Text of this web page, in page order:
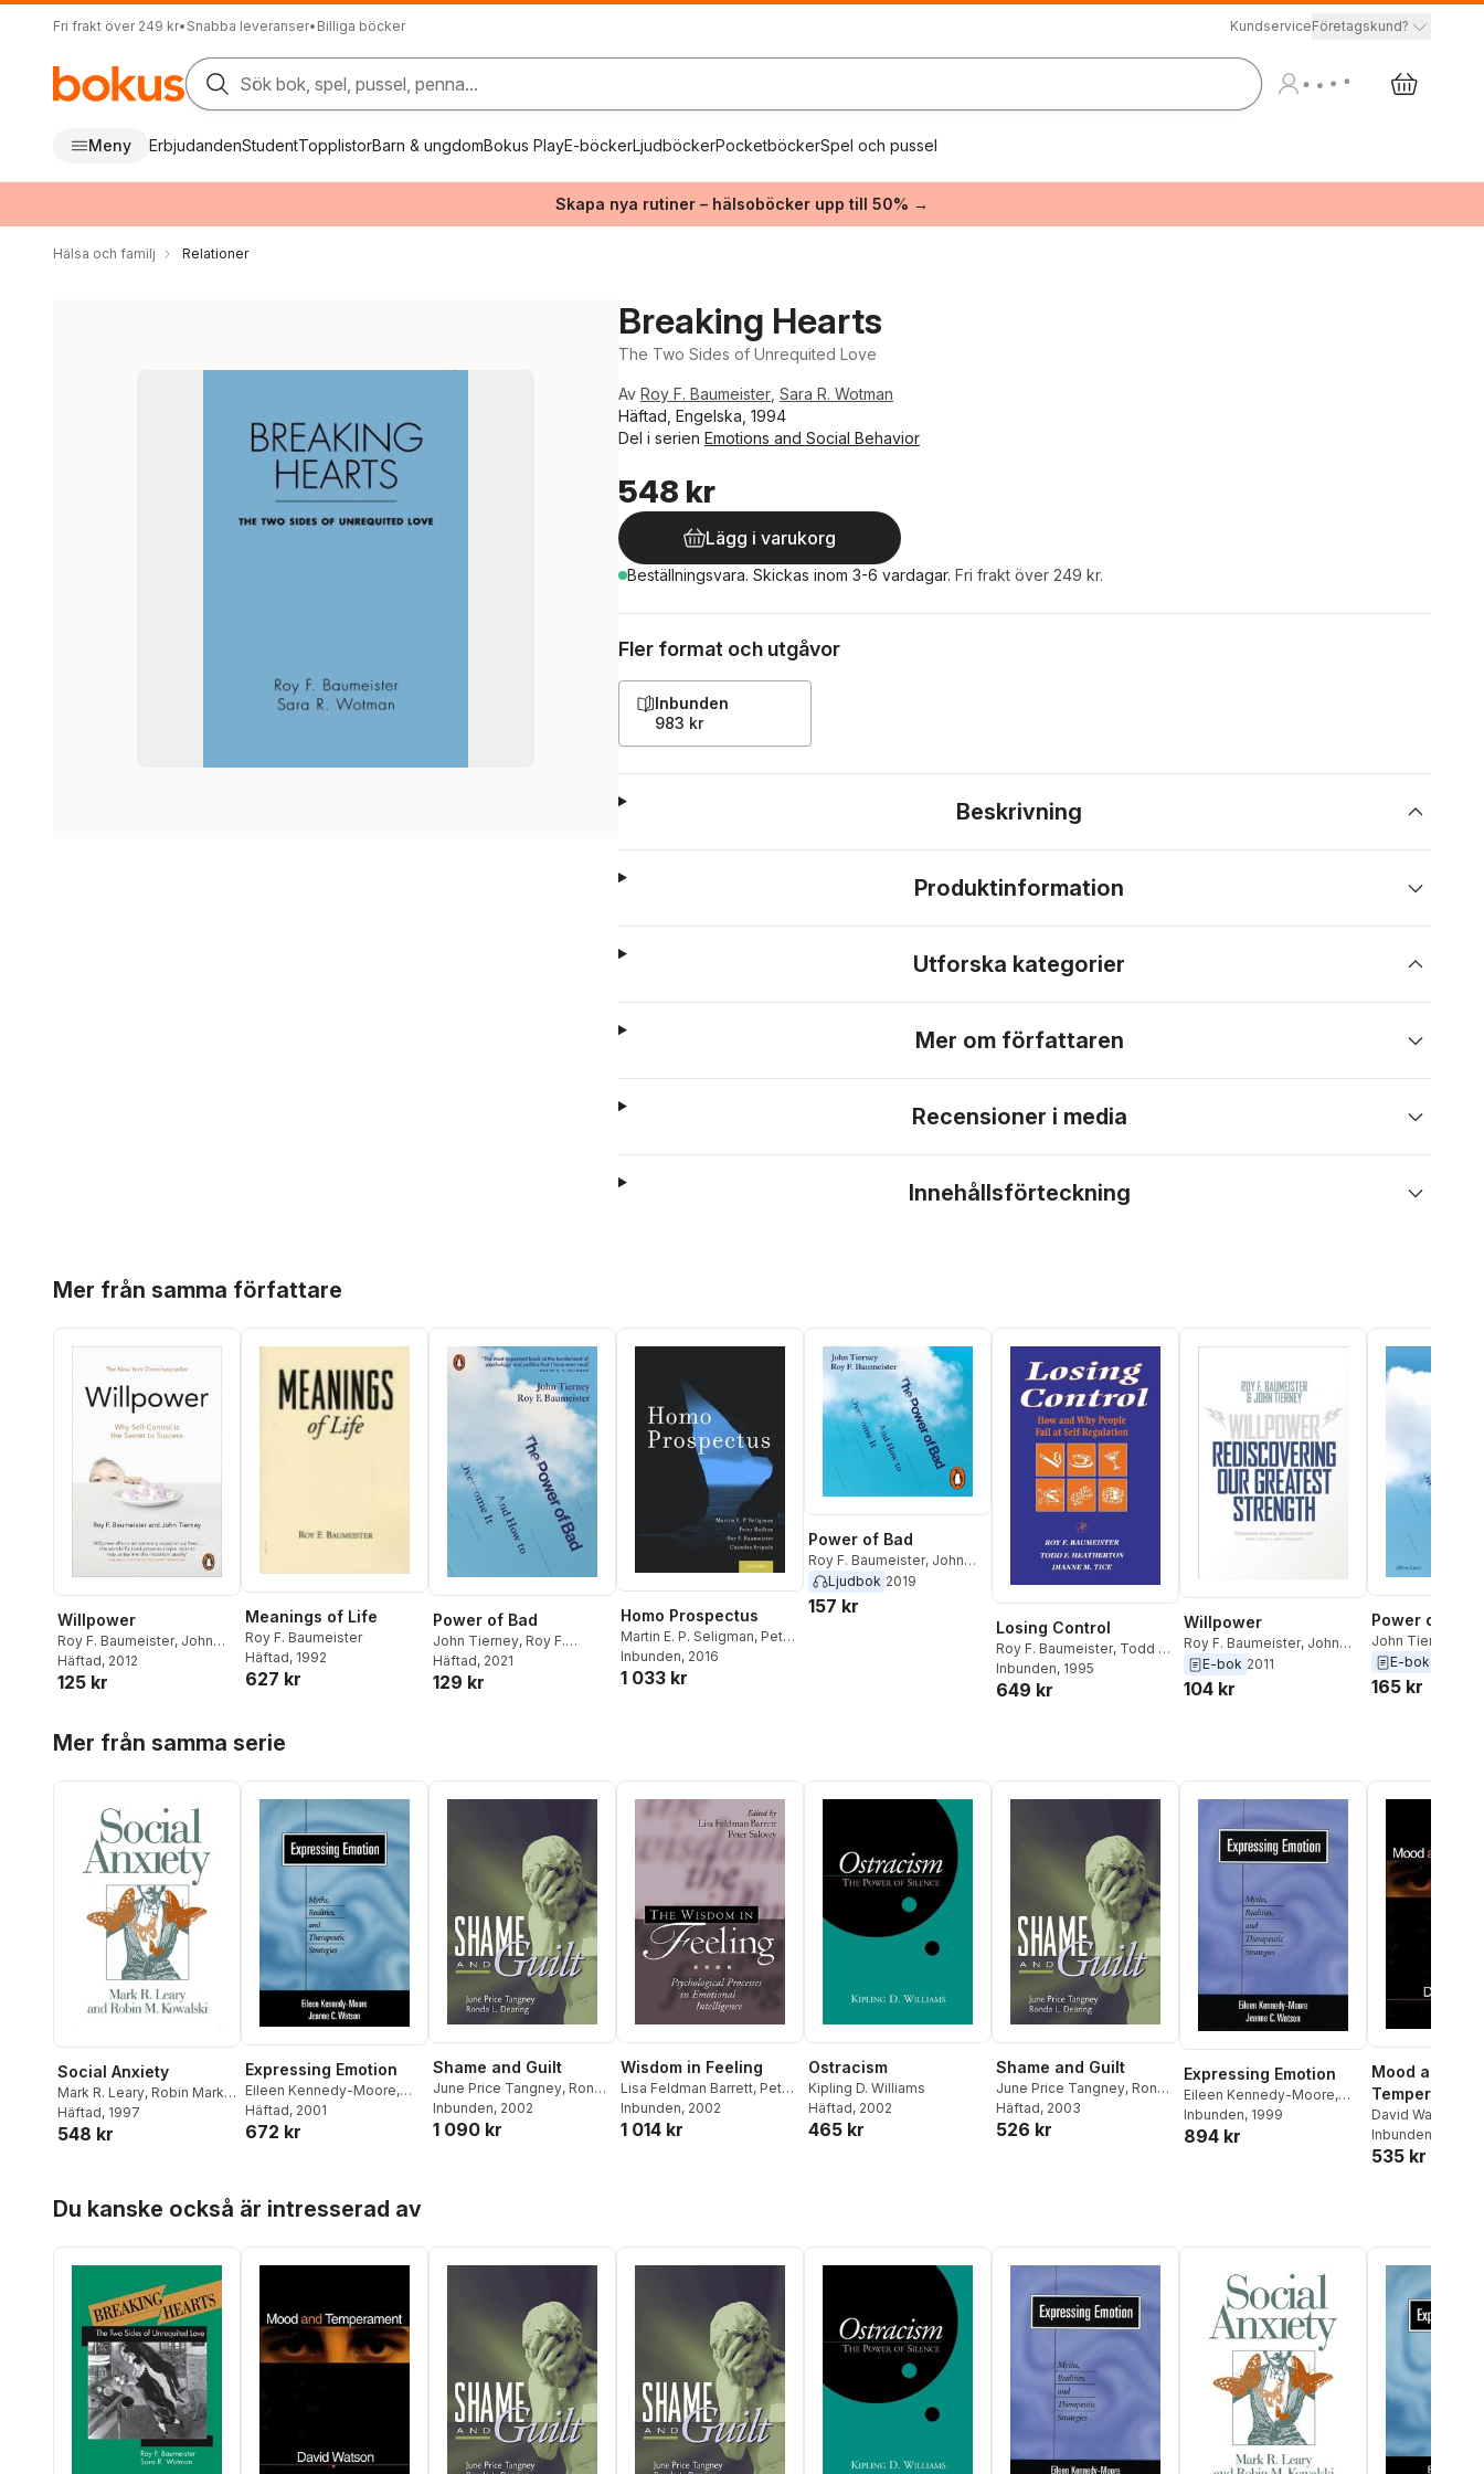
Fri frakt över 249 kr• Snabba leveranser• Billiga böcker KundserviceFöretagskund?
Sök bok, spel, pussel, penna...
Meny ErbjudandenStudentTopplistorBarn & ungdomBokus PlayE-böckerLjudböckerPocketböckerSpel och pussel
Skapa nya rutiner – hälsoböcker upp till 50% →
Hälsa och familj Relationer
Breaking Hearts
The Two Sides of Unrequited Love
Av Roy F. Baumeister Sara R. Wotman
Häftad, Engelska, 1994
Del i serien Emotions and Social Behavior
548 kr
Lägg i varukorg
Beställningsvara. Skickas inom 3-6 vardagar. Fri frakt över 249 kr.
Fler format och utgåvor
Inbunden
983 kr
Beskrivning
Produktinformation
Utforska kategorier
Mer om författaren
Recensioner i media
Innehållsförteckning
Mer från samma författare
Willpower
Roy F. Baumeister, John
Tierney
Häftad, 2012
125 kr
Meanings of Life
Roy F. Baumeister
Häftad, 1992
627 kr
Power of Bad
John Tierney, Roy F.
Baumeister
Häftad, 2021
129 kr
Homo Prospectus
Martin E. P. Seligman, Peter
Railton,Roy F. Baumeister
Chandra Sripada
Inbunden, 2016
1 033 kr
Power of Bad
Roy F. Baumeister, John
Tierney
Ljudbok 2019
157 kr
Losing Control
Roy F. Baumeister, Todd F.
Heatherton,Dianne M. Tice
Inbunden, 1995
649 kr
Willpower
Roy F. Baumeister, John
Tierney
E-bok 2011
104 kr
Power of Bad
John Tierney
Baumeister
E-bok
165 kr
Mer från samma serie
Social Anxiety
Mark R. Leary, Robin Mark
Kowalski
Häftad, 1997
548 kr
Expressing Emotion
Eileen Kennedy-Moore,
Jeanne C. Watson
Häftad, 2001
672 kr
Shame and Guilt
June Price Tangney, Ronda
L. Dearing
Inbunden, 2002
1 090 kr
Wisdom in Feeling
Lisa Feldman Barrett, Peter
Salovey
Inbunden, 2002
1 014 kr
Ostracism
Kipling D. Williams
Häftad, 2002
465 kr
Shame and Guilt
June Price Tangney, Ronda
L. Dearing
Häftad, 2003
526 kr
Expressing Emotion
Eileen Kennedy-Moore,
Jeanne C. Watson
Inbunden, 1999
894 kr
Mood and
Temperament
David Watson
Inbunden
535 kr
Du kanske också är intresserad av